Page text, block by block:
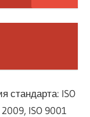
ISO
ISO 9001